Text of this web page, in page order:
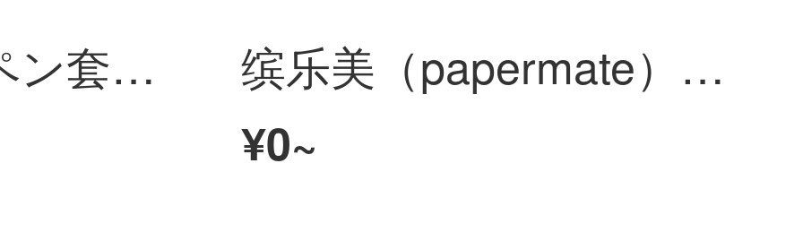
得力彩色ボールペン套装做笔记专用签字笔0.5mm学生用多色 黑红蓝绿紫水性笔小清新可爱创意女手账本日记标 黑色ボールペン-2支 0.5mm 缤乐美（papermate）速干ボールペン 签字笔S100 黑色0.5mm单只装
¥0~